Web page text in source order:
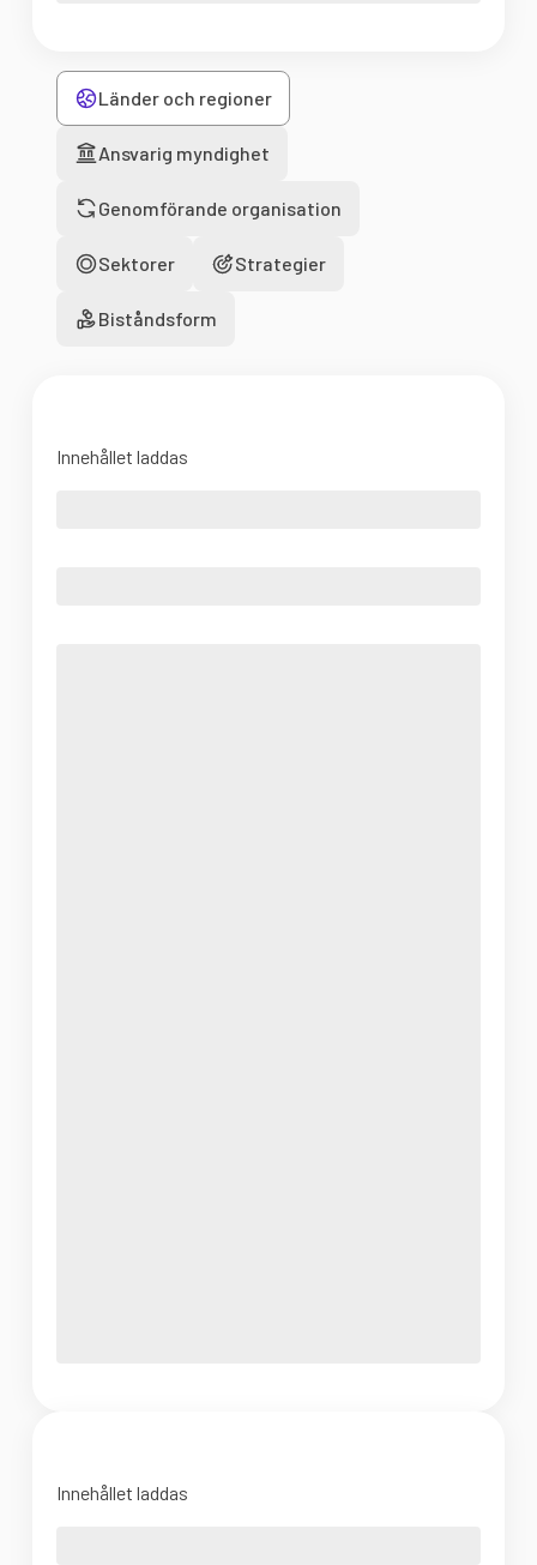
Länder och regioner
Ansvarig myndighet
Genomförande organisation
Sektorer Strategier
Biståndsform
Innehållet laddas
Innehållet laddas